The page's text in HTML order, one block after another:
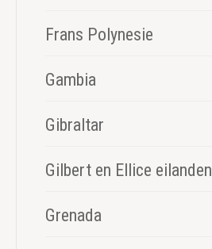
Frans Polynesie
Gambia
Gibraltar
Gilbert en Ellice eilanden
Grenada